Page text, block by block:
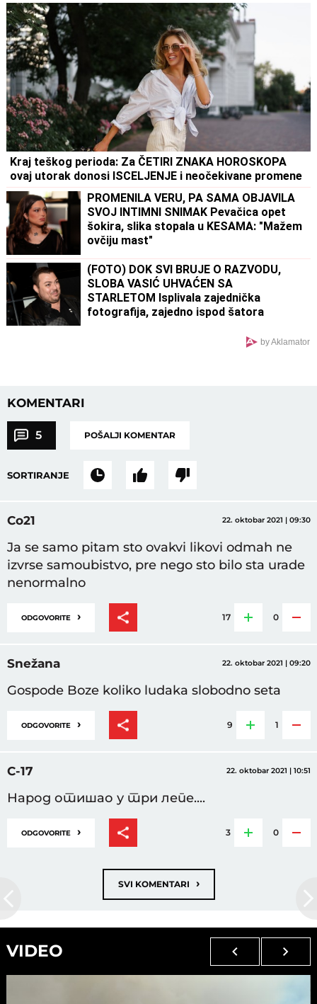
Kraj teškog perioda: Za ČETIRI ZNAKA HOROSKOPA
ovaj utorak donosi ISCELJENJE i neočekivane promene
PROMENILA VERU, PA SAMA OBJAVILA
SVOJ INTIMNI SNIMAK Pevačica opet
šokira, slika stopala u KESAMA: "Mažem
ovčiju mast"
(FOTO) DOK SVI BRUJE O RAZVODU,
SLOBA VASIĆ UHVAĆEN SA
STARLETOM Isplivala zajednička
fotografija, zajedno ispod šatora
by Aklamator
KOMENTARI
5 POŠALJI KOMENTAR
SORTIRANJE
Co21 22. oktobar 2021 | 09:30
Ja se samo pitam sto ovakvi likovi odmah ne
izvrse samoubistvo, pre nego sto bilo sta urade
nenormalno
ODGOVORITE › 17 0
Snežana 22. oktobar 2021 | 09:20
Gospode Boze koliko ludaka slobodno seta
ODGOVORITE › 9 1
С-17 22. oktobar 2021 | 10:51
Народ отишао у три лепе....
ODGOVORITE › 3 0
SVI KOMENTARI ›
VIDEO